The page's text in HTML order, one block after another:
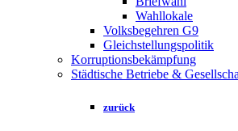
Wahllokale
Volksbegehren G9
Gleichstellungspolitik
Korruptionsbekämpfung
Städtische Betriebe &
zurück